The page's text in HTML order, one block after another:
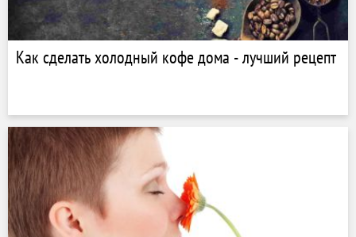
Как сделать холодный кофе дома - лучший рецепт